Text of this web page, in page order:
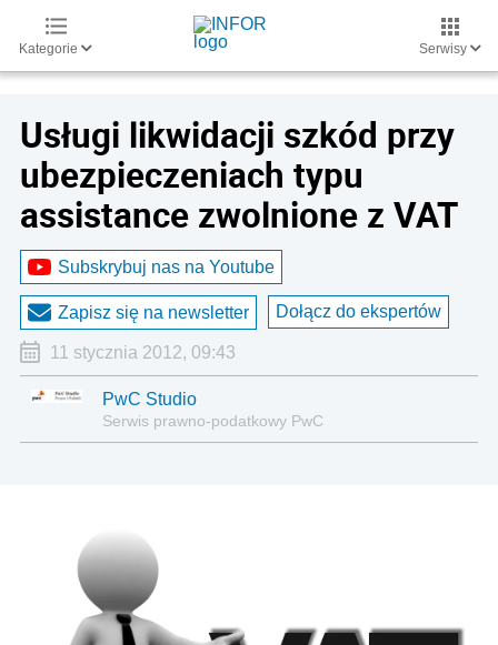
Kategorie Serwisy
Usługi likwidacji szkód przy
ubezpieczeniach typu
assistance zwolnione z VAT
Subskrybuj nas na Youtube
Zapisz się na newsletter Dołącz do ekspertów
11 stycznia 2012, 09:43
PwC Studio
Serwis prawno-podatkowy PwC